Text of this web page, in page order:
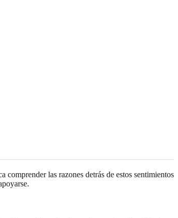
las razones detrás de estos sentimientos